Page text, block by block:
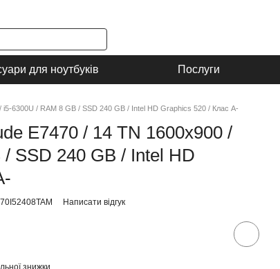
для ноутбуків Послуги
6300U / RAM 8 GB / SSD 240 GB / Intel HD Graphics 520 / Клас A-
E7470 / 14 TN 1600x900 /
SSD 240 GB / Intel HD
Написати відгук
знижки